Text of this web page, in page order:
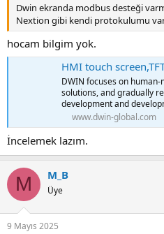
Dwin ekranda modbus desteği
Nextion gibi kendi protokulumu
hocam bilgim yok.
HMI touch screen,TFT LCD
DWIN focuses on human-machine
gradually realizes the application
development of intelligent LCD
www.dwin-global.com
İncelemek lazım.
M M_B
Üye
9 Mayıs 2025